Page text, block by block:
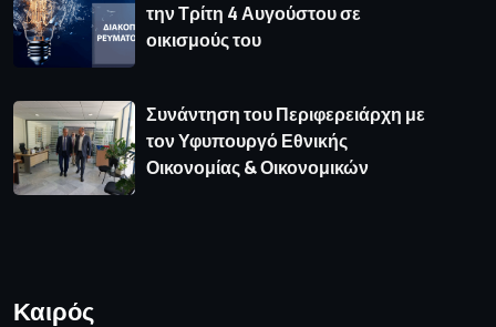
την Τρίτη 4 Αυγούστου σε
οικισμούς του
Συνάντηση του Περιφερειάρχη με
τον Υφυπουργό Εθνικής
Οικονομίας & Οικονομικών
Καιρός